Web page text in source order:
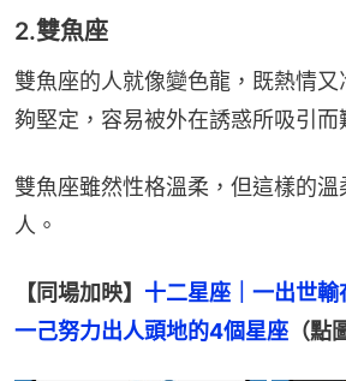
2.雙魚座
雙魚座的人就像變色龍，既熱情
夠堅定，容易被外在誘惑所吸引而
雙魚座雖然性格溫柔，但這樣的溫
人。
【同場加映】 十二星座｜一出世
一己努力出人頭地的4個星座 （點